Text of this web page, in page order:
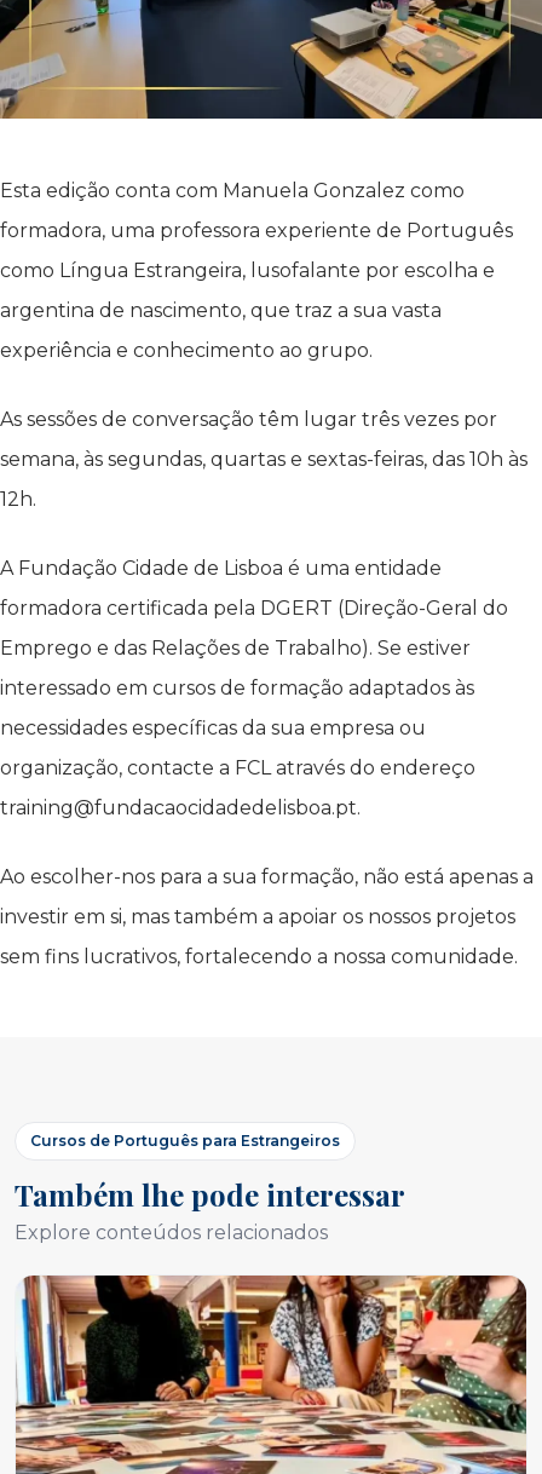
Esta edição conta com Manuela Gonzalez como
formadora, uma professora experiente de Português
como Língua Estrangeira, lusofalante por escolha e
argentina de nascimento, que traz a sua vasta
experiência e conhecimento ao grupo.
As sessões de conversação têm lugar três vezes por
semana, às segundas, quartas e sextas-feiras, das 10h às
12h.
A Fundação Cidade de Lisboa é uma entidade
formadora certificada pela DGERT (Direção-Geral do
Emprego e das Relações de Trabalho). Se estiver
interessado em cursos de formação adaptados às
necessidades específicas da sua empresa ou
organização, contacte a FCL através do endereço
training@fundacaocidadedelisboa.pt.
Ao escolher-nos para a sua formação, não está apenas a
investir em si, mas também a apoiar os nossos projetos
sem fins lucrativos, fortalecendo a nossa comunidade.
Cursos de Português para Estrangeiros
Também lhe pode interessar
Explore conteúdos relacionados